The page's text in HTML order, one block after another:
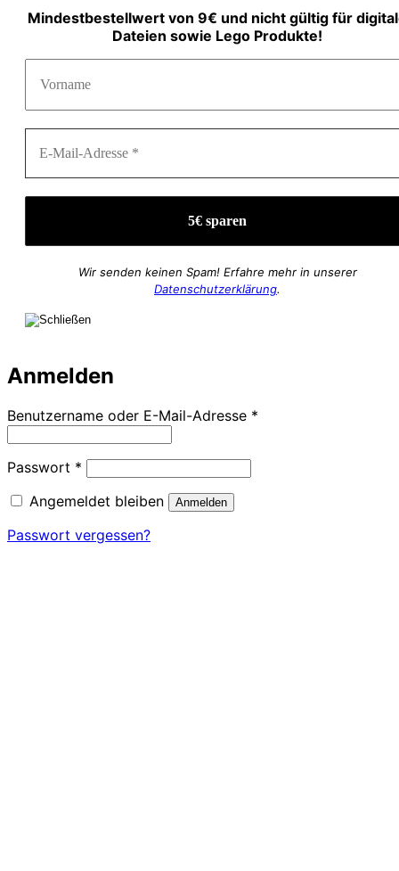
Mindestbestellwert von 9€ und nicht gültig für
Dateien sowie Lego Produkte!
Wir senden keinen Spam! Erfahre mehr in unserer
Datenschutzerklärung.
Anmelden
Benutzername oder E-Mail-Adresse *
Passwort * Erforderlich
Angemeldet bleiben
Anmelden
Passwort vergessen?